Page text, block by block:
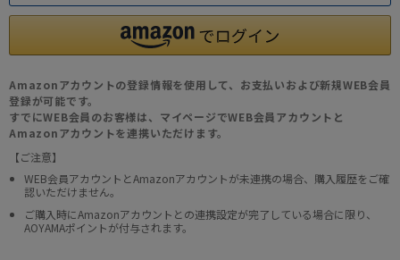
Amazonアカウントの登録情報を使用して、お支払いおよび新規WEB会員
登録が可能です。
すでにWEB会員のお客様は、マイページでWEB会員アカウントと
Amazonアカウントを連携いただけます。
【ご注意】
WEB会員アカウントとAmazonアカウントが未連携の場合、購入履歴をご確
認いただけません。
ご購入時にAmazonアカウントとの連携設定が完了している場合に限り、
AOYAMAポイントが付与されます。